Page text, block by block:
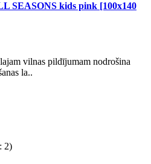
SEASONS kids pink [100x140
vilnas pildījumam nodrošina
la..
2)